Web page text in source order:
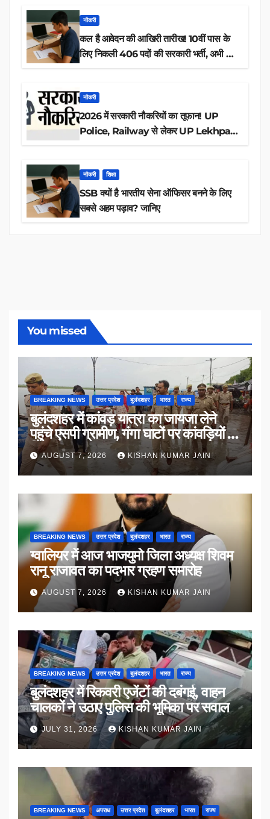
नौकरी
कल है आवेदन की आखिरी तारीख! 10वीं पास के
लिए निकली 406 पदों की सरकारी भर्ती, अभी करें
नौकरी
2026 में सरकारी नौकरियों का तूफान! UP
Police, Railway से लेकर UP Lekhpal
नौकरी शिक्षा
SSB क्यों है भारतीय सेना ऑफिसर बनने के लिए
सबसे अहम पड़ाव? जानिए
You missed
BREAKING NEWS उत्तर प्रदेश बुलंदशहर भारत राज्य
बुलंदशहर में कांवड़ यात्रा का जायजा लेने
पहुंचे एसपी ग्रामीण, गंगा घाटों पर कांवड़ियों से
किया संवाद
AUGUST 7, 2026 KISHAN KUMAR JAIN
BREAKING NEWS उत्तर प्रदेश बुलंदशहर भारत राज्य
ग्वालियर में आज भाजयुमो जिला अध्यक्ष शिवम
रानू राजावत का पदभार ग्रहण समारोह
AUGUST 7, 2026 KISHAN KUMAR JAIN
BREAKING NEWS उत्तर प्रदेश बुलंदशहर भारत राज्य
बुलंदशहर में रिकवरी एजेंटों की दबंगई, वाहन
चालकों ने उठाए पुलिस की भूमिका पर सवाल
JULY 31, 2026 KISHAN KUMAR JAIN
BREAKING NEWS अपराध उत्तर प्रदेश बुलंदशहर भारत राज्य